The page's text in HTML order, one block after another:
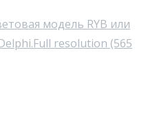
модель RYB или
Full resolution (565